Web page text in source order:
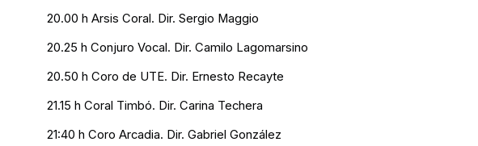
20.00 h Arsis Coral. Dir. Sergio Maggio
20.25 h Conjuro Vocal. Dir. Camilo Lagomarsino
20.50 h Coro de UTE. Dir. Ernesto Recayte
21.15 h Coral Timbó. Dir. Carina Techera
21:40 h Coro Arcadia. Dir. Gabriel González